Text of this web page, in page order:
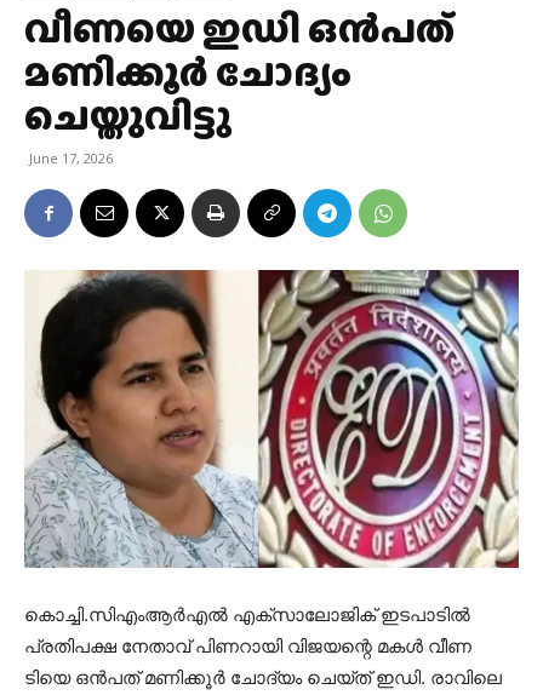
വീണയെ ഇഡി ഒൻപത്
മണിക്കൂർ ചോദ്യം
ചെയ്തുവിട്ടു
June 17, 2026
കൊച്ചി.സിഎംആർഎൽ എക്സാലോജിക് ഇടപാടിൽ
പ്രതിപക്ഷ നേതാവ് പിണറായി വിജയന്റെ മകൾ വീണ
ടിയെ ഒൻപത് മണിക്കൂർ ചോദ്യം ചെയ്ത് ഇഡി. രാവിലെ